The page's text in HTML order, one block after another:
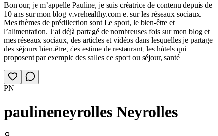
Bonjour, je m’appelle Pauline, je suis créatrice de contenu depuis de
10 ans sur mon blog vivrehealthy.com et sur les réseaux sociaux.
Mes thèmes de prédilection sont Le sport, le bien-être et
l’alimentation. J’ai déjà partagé de nombreuses fois sur mon blog et
mes réseaux sociaux, des articles et vidéos dans lesquelles je partage
des séjours bien-être, des estime de restaurant, les hôtels qui
proposent par exemple des salles de sport ou séjour, santé
PN
paulineneyrolles Neyrolles